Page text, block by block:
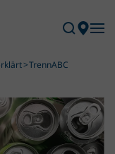
TrennABC